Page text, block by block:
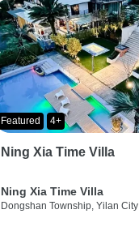
Featured 4+
Ning Xia Time Villa
Ning Xia Time Villa
Dongshan Township, Yilan City